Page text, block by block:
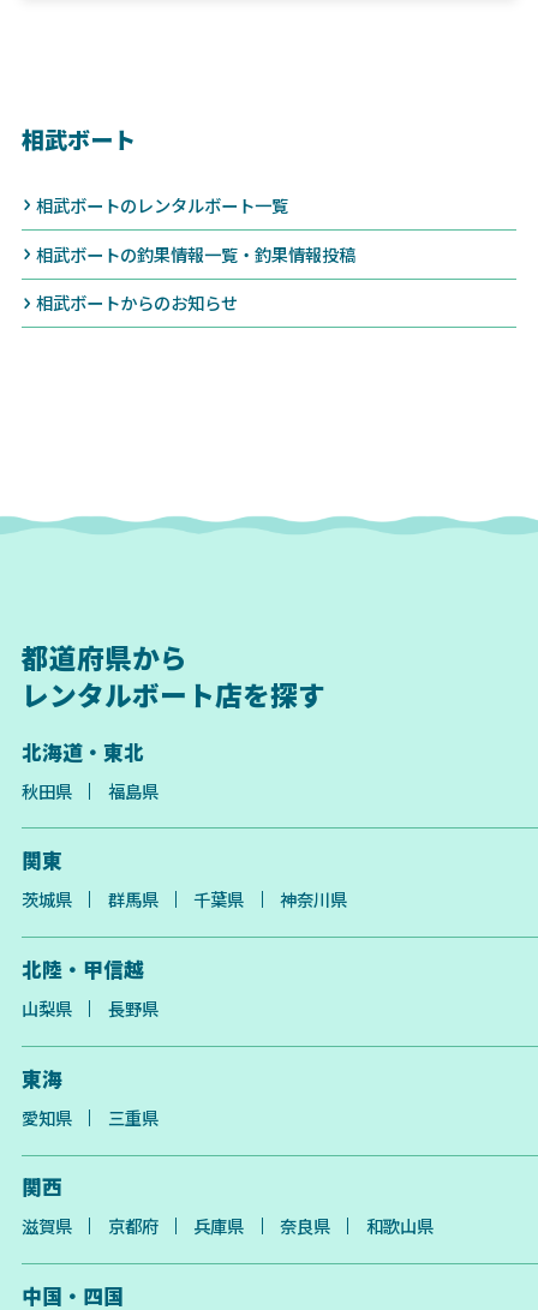
相武ボート
相武ボートのレンタルボート一覧
相武ボートの釣果情報一覧・釣果情報投稿
相武ボートからのお知らせ
都道府県から
レンタルボート店を探す
北海道・東北
秋田県 福島県
関東
茨城県 群馬県 千葉県 神奈川県
北陸・甲信越
山梨県 長野県
東海
愛知県 三重県
関西
滋賀県 京都府 兵庫県 奈良県 和歌山県
中国・四国